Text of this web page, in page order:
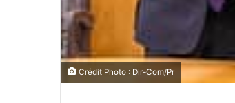
Crédit Photo : Dir-Com/Pr